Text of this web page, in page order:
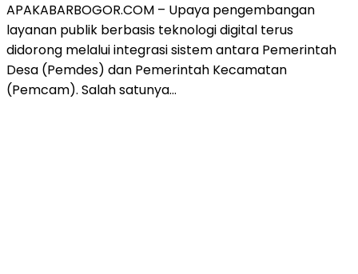
APAKABARBOGOR.COM – Upaya pengembangan
layanan publik berbasis teknologi digital terus
didorong melalui integrasi sistem antara Pemerintah
Desa (Pemdes) dan Pemerintah Kecamatan
(Pemcam). Salah satunya…